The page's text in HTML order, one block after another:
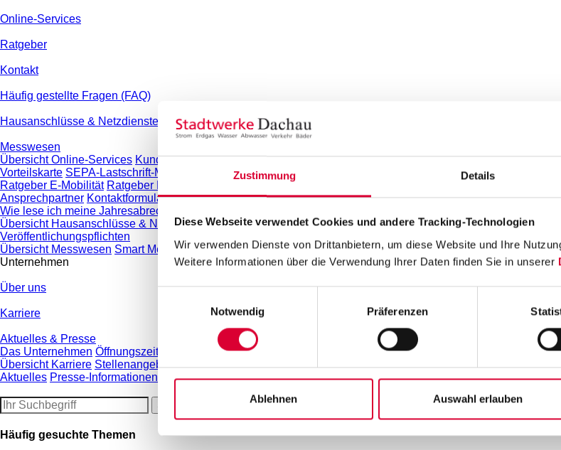
Zustimmung Details
Diese Webseite verwendet Cookies und andere Tracking-Technologien
Wir verwenden Dienste von Drittanbietern, um diese Website und Ihre
Weitere Informationen über die Verwendung Ihrer Daten finden Sie in unserer
Notwendig
Präferenzen
Ablehnen Auswahl erlauben
Online-Services
Ratgeber
Kontakt
Häufig gestellte Fragen (FAQ)
Hausanschlüsse & Netzdienste
Messwesen
Übersicht Online-Services Kundenportal Hausanschluss beantragen Zählerstand melden Einspeiser-Portal
Vorteilskarte SEPA-Lastschrift-Mandat Termin online vereinbaren Antrag Umlagenreduzierung Wärmepumpe
Ratgeber E-Mobilität Ratgeber Photovoltaik Ratgeber Internet, Glasfaser & Telefon
Ansprechpartner KontaktformularAnregungen & Beschwerden Öffnungszeiten Entstörung
Wie lese ich meine Jahresabrechnung?
Übersicht Hausanschlüsse & Netzdienste Grundstücks- und Netzanschlüsse Stromnetz Erdgasnetz Steuerbare
Veröffentlichungspflichten
Übersicht Messwesen Smart Meter Konventioneller Messstellenbetreiber Grundzuständiger
Unternehmen
Über uns
Karriere
Aktuelles & Presse
Das Unternehmen Öffnungszeiten Ansprechpartner Geschäftsberichte Unterlagen für Marktpartner
Übersicht Karriere StellenangeboteAusbildung Initiativbewerbung Praktika
Aktuelles Presse-Informationen ÖPNV-Meldungen inKontakt Magazin
Häufig gesuchte Themen